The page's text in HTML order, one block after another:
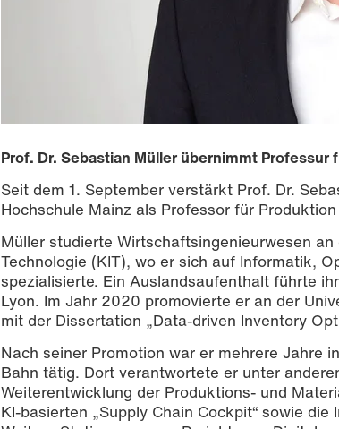
Prof. Dr. Sebastian Müller übernimmt
Seit dem 1. September verstärkt Prof. Dr.
Hochschule Mainz als Professor für
Müller studierte Wirtschaftsingenieurwesen
Technologie (KIT), wo er sich auf Informatik,
spezialisierte. Ein Auslandsaufenthalt führte
Lyon. Im Jahr 2020 promovierte er an der
mit der Dissertation „Data-driven Inventory
Nach seiner Promotion war er mehrere Jahre
Bahn tätig. Dort verantwortete er unter
Weiterentwicklung der Produktions- und
KI-basierten „Supply Chain Cockpit“ sowie